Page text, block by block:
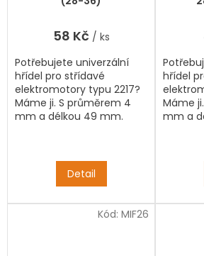
58 Kč / ks
Detail
Potřebujete univerzální
hřídel pro střídavé
elektromotory typu 2217?
Máme ji. S průměrem 4
mm a délkou 49 mm.
hřídel
Máme
mm a
Kód: MIF26